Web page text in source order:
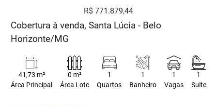
R$ 771.879,44
Cobertura à venda, Santa Lúcia - Belo
Horizonte/MG
41,73 m²
Área Principal
0 m²
Área Lote
1
Quartos
1
Banheiro
1
Vagas
1
Suite